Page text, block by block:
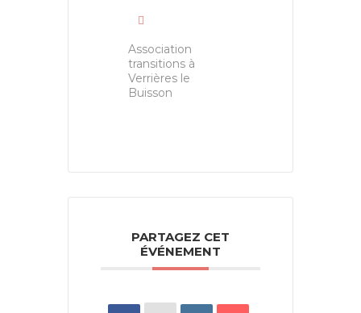
Association
transitions à
Verrières le
Buisson
PARTAGEZ CET
ÉVÉNEMENT